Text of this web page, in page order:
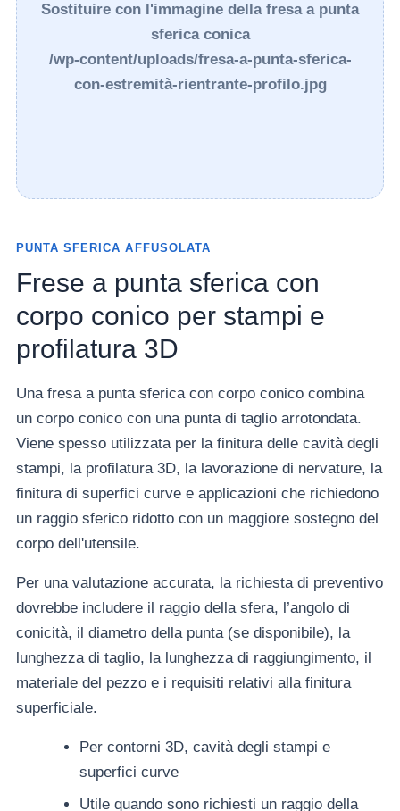
Sostituire con l'immagine della fresa a punta
sferica conica
/wp-content/uploads/fresa-a-punta-sferica-
con-estremità-rientrante-profilo.jpg
PUNTA SFERICA AFFUSOLATA
Frese a punta sferica con
corpo conico per stampi e
profilatura 3D
Una fresa a punta sferica con corpo conico combina
un corpo conico con una punta di taglio arrotondata.
Viene spesso utilizzata per la finitura delle cavità degli
stampi, la profilatura 3D, la lavorazione di nervature, la
finitura di superfici curve e applicazioni che richiedono
un raggio sferico ridotto con un maggiore sostegno del
corpo dell'utensile.
Per una valutazione accurata, la richiesta di preventivo
dovrebbe includere il raggio della sfera, l’angolo di
conicità, il diametro della punta (se disponibile), la
lunghezza di taglio, la lunghezza di raggiungimento, il
materiale del pezzo e i requisiti relativi alla finitura
superficiale.
Per contorni 3D, cavità degli stampi e
superfici curve
Utile quando sono richiesti un raggio della